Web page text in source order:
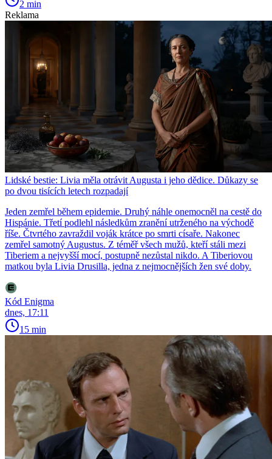
2 min
Reklama
Lidské bestie: Livia měla otrávit Augusta i jeho dědice. Důkazy se
po dvou tisících letech rozpadají
Jeden zemřel během epidemie. Druhý náhle onemocněl na cestě do
Hispánie. Třetí podlehl následkům zranění utrženého na východě
říše. Čtvrtého zavraždil voják krátce po smrti císaře. Nakonec
zemřel samotný Augustus. Z téměř všech mužů, kteří stáli mezi
Tiberiem a nejvyšší mocí, postupně nezůstal nikdo. A Tiberiovou
matkou byla Livia Drusilla, jedna z nejmocnějších žen své doby.
Kód Enigma
dnes, 17:11
15 min